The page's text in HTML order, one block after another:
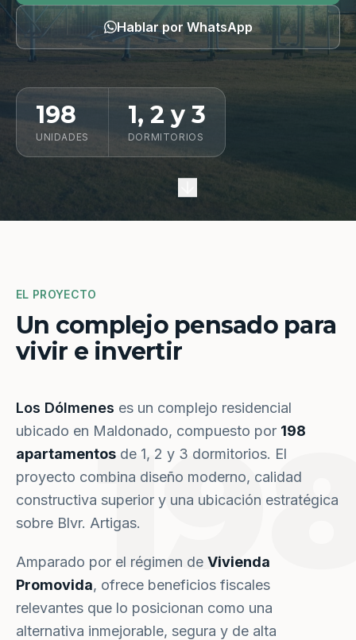
Hablar por WhatsApp
198
UNIDADES
1, 2 y 3
DORMITORIOS
EL PROYECTO
Un complejo pensado para
vivir e invertir
Los Dólmenes es un complejo residencial
ubicado en Maldonado, compuesto por 198
apartamentos de 1, 2 y 3 dormitorios. El
proyecto combina diseño moderno, calidad
constructiva superior y una ubicación estratégica
sobre Blvr. Artigas.
Amparado por el régimen de Vivienda
Promovida, ofrece beneficios fiscales
relevantes que lo posicionan como una
alternativa inmejorable, segura y de alta